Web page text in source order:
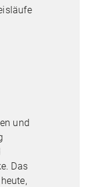
und
Das